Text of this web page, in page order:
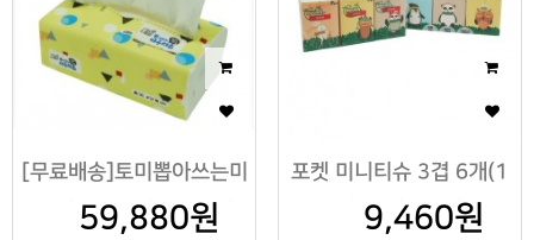
[무료배송]토미뽑아쓰는미
용티슈200매 중*60개
59,880원
포켓 미니티슈 3겹 6개(1
팩)*5팩=30개
9,460원